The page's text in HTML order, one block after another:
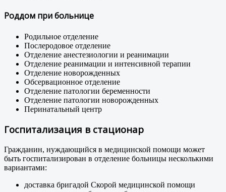
Роддом при больнице
Родильное отделение
Послеродовое отделение
Отделение анестезиологии и реанимации
Отделение реанимации и интенсивной терапии
Отделение новорожденных
Обсервационное отделение
Отделение патологии беременности
Отделение патологии новорожденных
Перинатальный центр
Госпитализация в стационар
Гражданин, нуждающийся в медицинской помощи может
быть госпитализирован в отделение больницы несколькими
вариантами:
доставка бригадой Скорой медицинской помощи